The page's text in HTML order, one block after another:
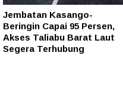
Jembatan Kasango-
Beringin Capai 95 Persen,
Akses Taliabu Barat Laut
Segera Terhubung